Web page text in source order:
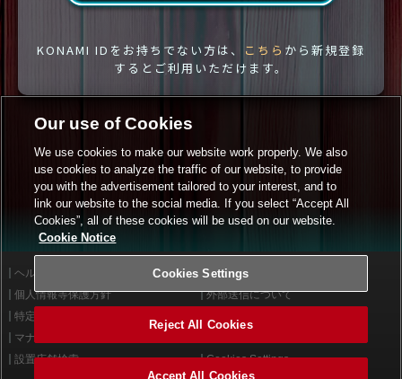
KONAMI IDをお持ちでない方は、 こちら から新規登録
するとご利用いただけます。
ヘルプ
利用規約
個人情報等保護方針
外部送信について
特定商取引法に基づく表示
マナー＆ルール
設置店舗検索
Cookies Settings
Our use of Cookies
We use cookies to make our website work properly. We also
use cookies to analyze the traffic of our website, to provide
you with the advertisement tailored to your interest, and to
link our website to the social media. If you select “Accept All
Cookies”, all of these cookies will be used on our website.
Cookie Notice
Cookies Settings
Reject All Cookies
Accept All Cookies